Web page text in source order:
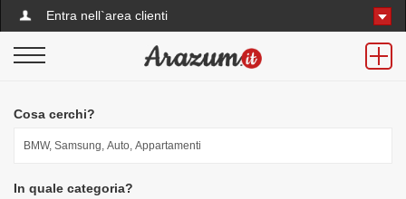
Entra nell`area clienti
Cosa cerchi?
In quale categoria?